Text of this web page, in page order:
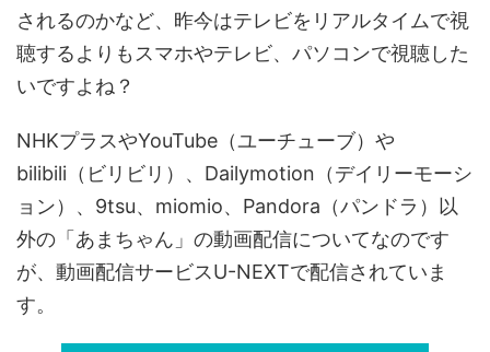
されるのかなど、昨今はテレビをリアルタイムで視
聴するよりもスマホやテレビ、パソコンで視聴した
いですよね？
NHKプラスやYouTube（ユーチューブ）や
bilibili（ビリビリ）、Dailymotion（デイリーモーシ
ョン）、9tsu、miomio、Pandora（パンドラ）以
外の「あまちゃん」の動画配信についてなのです
が、動画配信サービスU-NEXTで配信されていま
す。